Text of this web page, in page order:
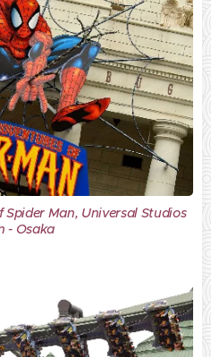
Man, Universal Studios
- Osaka